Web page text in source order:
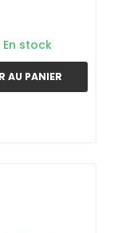
En stock
AU PANIER